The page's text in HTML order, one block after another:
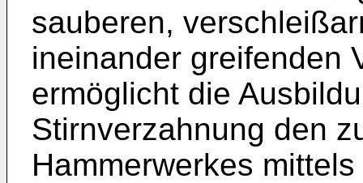
sauberen,
ineinander greifenden
ermöglicht die
Stirnverzahnung den
Hammerwerkes